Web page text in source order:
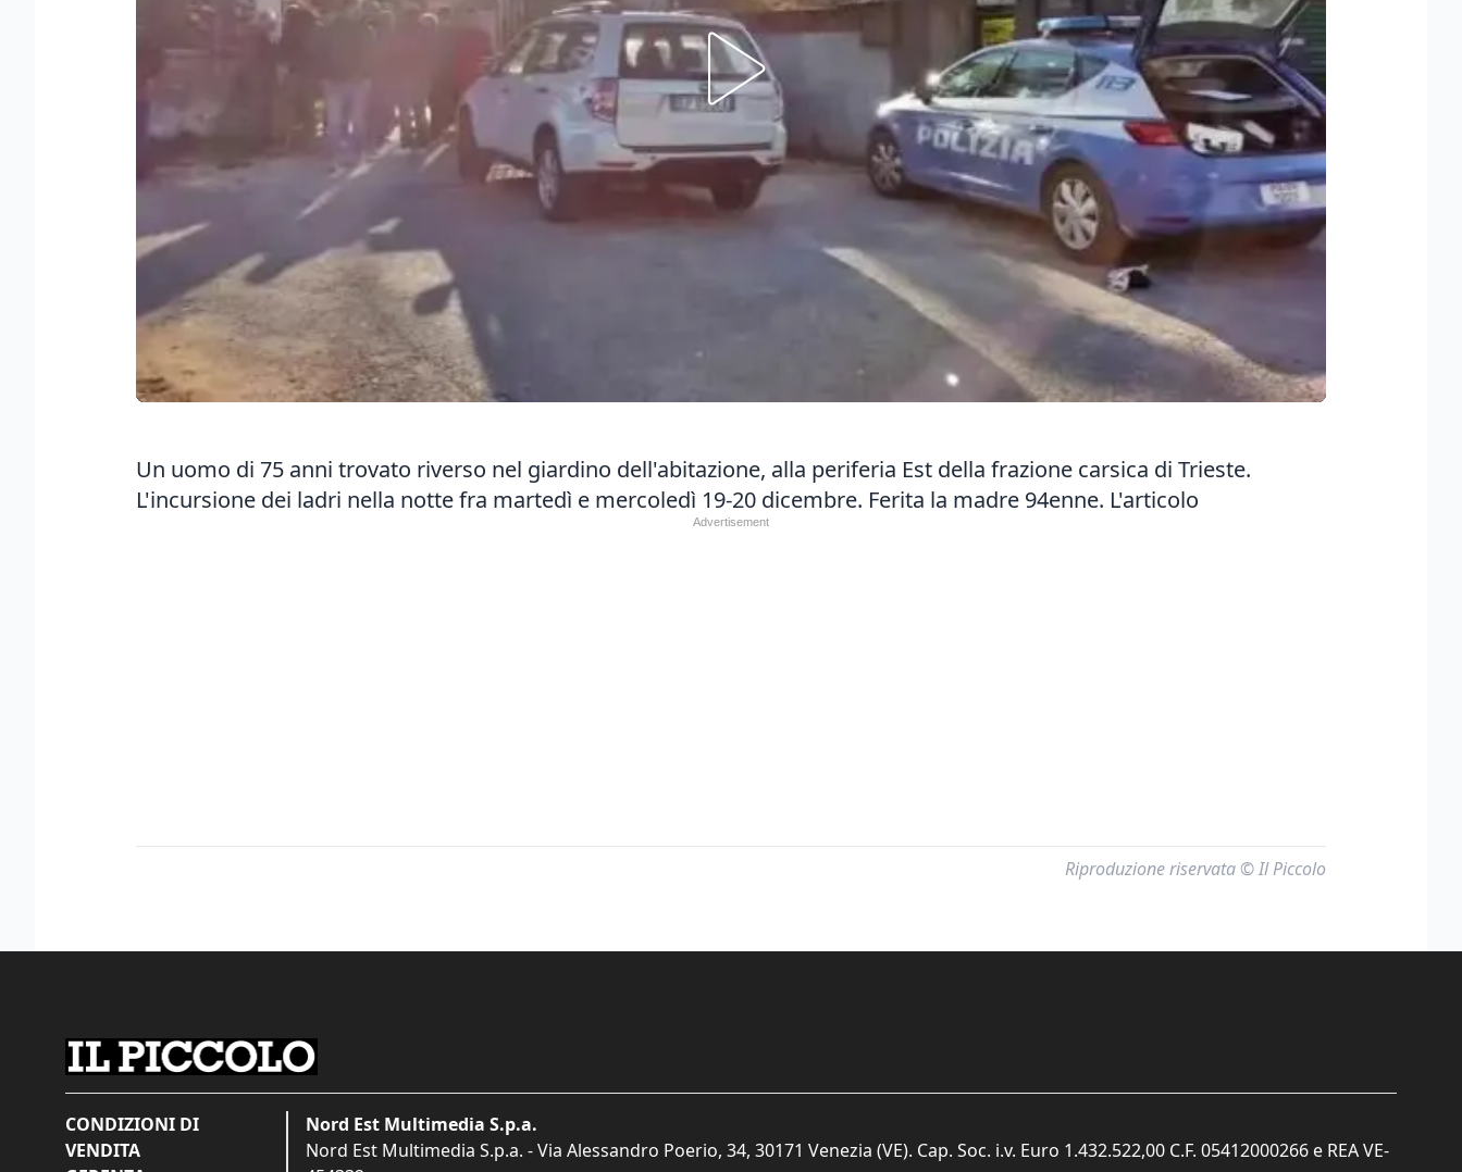
Un uomo di 75 anni trovato riverso nel giardino dell'abitazione, alla periferia Est della frazione carsica di Trieste.
L'incursione dei ladri nella notte fra martedì e mercoledì 19-20 dicembre. Ferita la madre 94enne. L'articolo
Riproduzione riservata © Il Piccolo
CONDIZIONI DI
VENDITA
Nord Est Multimedia S.p.a.
Nord Est Multimedia S.p.a. - Via Alessandro Poerio, 34, 30171 Venezia (VE). Cap. Soc. i.v. Euro 1.432.522,00 C.F. 05412000266 e REA VE-